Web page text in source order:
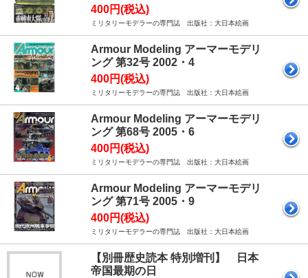
400円(税込)
ミリタリーモデラーの専門誌 出版社：大日本絵画
Armour Modeling アーマーモデリ
ング 第32号 2002・4
400円(税込)
ミリタリーモデラーの専門誌 出版社：大日本絵画
Armour Modeling アーマーモデリ
ング 第68号 2005・6
400円(税込)
ミリタリーモデラーの専門誌 出版社：大日本絵画
Armour Modeling アーマーモデリ
ング 第71号 2005・9
400円(税込)
ミリタリーモデラーの専門誌 出版社：大日本絵画
【別冊歴史読本 特別増刊】 日本
帝国最期の日